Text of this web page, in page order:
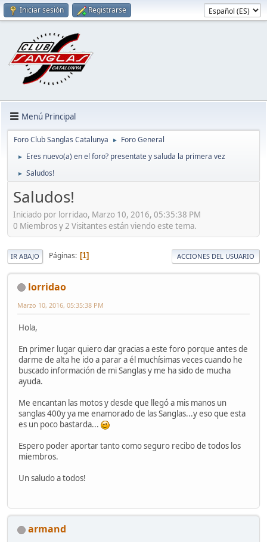
Iniciar sesión Registrarse
Menú Principal
Foro Club Sanglas Catalunya ► Foro General
► Eres nuevo(a) en el foro? presentate y saluda la primera vez
► Saludos!
Saludos!
Iniciado por lorridao, Marzo 10, 2016, 05:35:38 PM
0 Miembros y 2 Visitantes están viendo este tema.
IR ABAJO Páginas 1 ACCIONES DEL USUARIO
lorridao
Marzo 10, 2016, 05:35:38 PM
Hola,
En primer lugar quiero dar gracias a este foro porque antes de
darme de alta he ido a parar a él muchísimas veces cuando he
buscado información de mi Sanglas y me ha sido de mucha
ayuda.
Me encantan las motos y desde que llegó a mis manos un
sanglas 400y ya me enamorado de las Sanglas...y eso que esta
es un poco bastarda...
Espero poder aportar tanto como seguro recibo de todos los
miembros.
Un saludo a todos!
armand